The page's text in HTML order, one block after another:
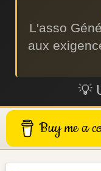
L'asso
aux
💡
Buy me a